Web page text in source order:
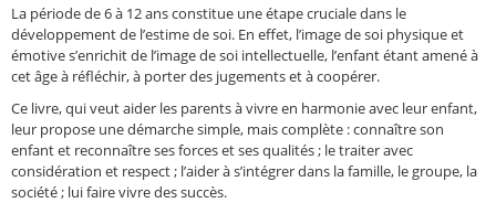
La période de 6 à 12 ans constitue une étape cruciale dans le
développement de l’estime de soi. En effet, l’image de soi physique et
émotive s’enrichit de l’image de soi intellectuelle, l’enfant étant amené à
cet âge à réfléchir, à porter des jugements et à coopérer.
Ce livre, qui veut aider les parents à vivre en harmonie avec leur enfant,
leur propose une démarche simple, mais complète : connaître son
enfant et reconnaître ses forces et ses qualités ; le traiter avec
considération et respect ; l’aider à s’intégrer dans la famille, le groupe, la
société ; lui faire vivre des succès.